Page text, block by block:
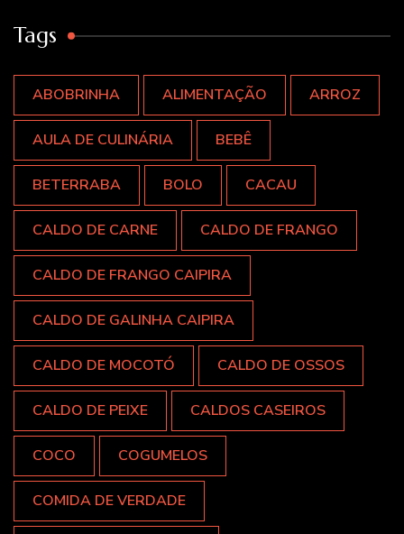
Tags
ABOBRINHA ALIMENTAÇÃO ARROZ
AULA DE CULINÁRIA BEBÊ
BETERRABA BOLO CACAU
CALDO DE CARNE CALDO DE FRANGO
CALDO DE FRANGO CAIPIRA
CALDO DE GALINHA CAIPIRA
CALDO DE MOCOTÓ CALDO DE OSSOS
CALDO DE PEIXE CALDOS CASEIROS
COCO COGUMELOS
COMIDA DE VERDADE